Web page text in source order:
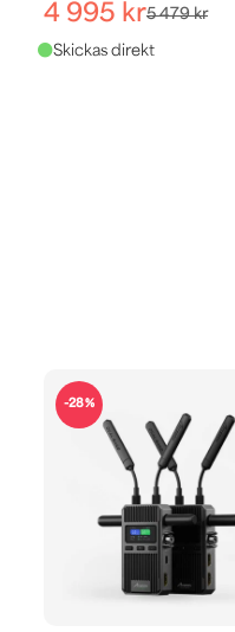
5 479 kr
4 995 kr
-28%